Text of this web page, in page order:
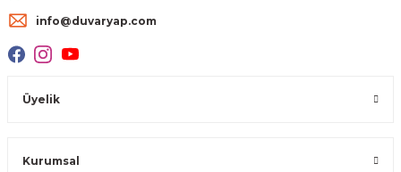
info@duvaryap.com
Üyelik
Kurumsal